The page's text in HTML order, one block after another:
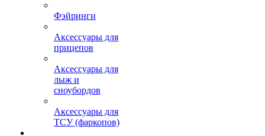
Фэйринги
Аксессуары для
прицепов
Аксессуары для
лыж и
сноубордов
Аксессуары для
ТСУ (фаркопов)